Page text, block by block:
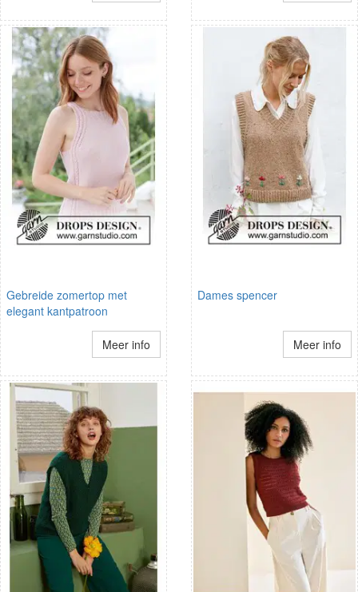
Gebreide zomertop met
elegant kantpatroon
Meer info
Dames spencer
Meer info